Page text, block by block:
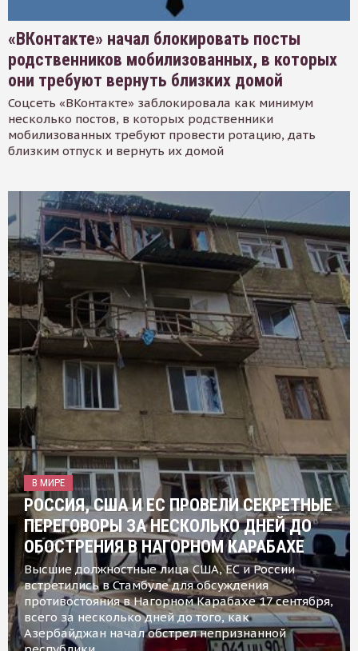
«ВКонтакте» начал блокировать посты
родственников мобилизованных, в которых
они требуют вернуть близких домой
Соцсеть «ВКонтакте» заблокировала как минимум
несколько постов, в которых родственники
мобилизованных требуют провести ротацию, дать
близким отпуск и вернуть их домой
В МИРЕ
РОССИЯ, США И ЕС ПРОВЕЛИ СЕКРЕТНЫЕ
ПЕРЕГОВОРЫ ЗА НЕСКОЛЬКО ДНЕЙ ДО
ОБОСТРЕНИЯ В НАГОРНОМ КАРАБАХЕ
Высшие должностные лица США, ЕС и России
встретились в Стамбуле для обсуждения
противостояния в Нагорном Карабахе 17 сентября,
всего за несколько дней до того, как
Азербайджан начал обстрел непризнанной